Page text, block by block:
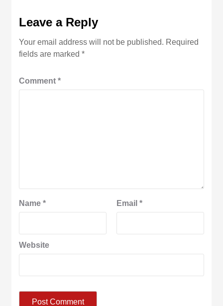
Leave a Reply
Your email address will not be published. Required
fields are marked*
Comment*
Name* Email *
Website